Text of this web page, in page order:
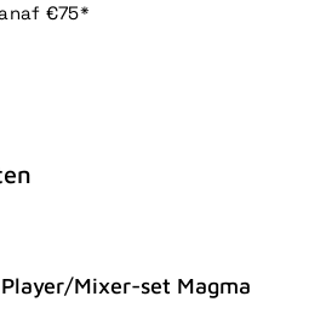
€75*
Mixer-set Magma